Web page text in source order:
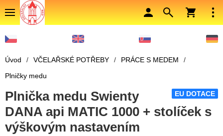
Úvod / VČELAŘSKÉ POTŘEBY / PRÁCE S MEDEM
/
Plničky medu
EU DOTACE
Plnička medu Swienty
DANA api MATIC 1000 + stolíček s
výškovým nastavením